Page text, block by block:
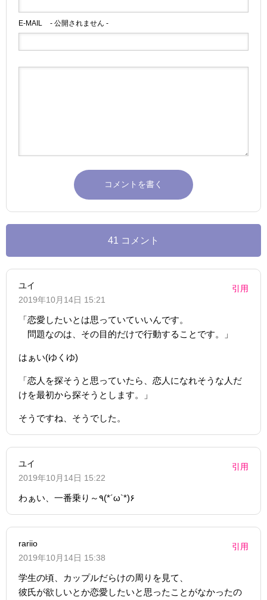
E-MAIL - 公開されません -
41 コメント
ユイ
2019年10月14日 15:21
引用
「恋愛したいとは思っていていいんです。
問題なのは、その目的だけで行動することです。」
はぁい(ゆくゆ)
「恋人を探そうと思っていたら、恋人になれそうな人だ
けを最初から探そうとします。」
そうですね、そうでした。
ユイ
2019年10月14日 15:22
引用
わぁい、一番乗り～٩(*´ω`*)۶
rariio
2019年10月14日 15:38
引用
学生の頃、カップルだらけの周りを見て、
彼氏が欲しいとか恋愛したいと思ったことがなかったの